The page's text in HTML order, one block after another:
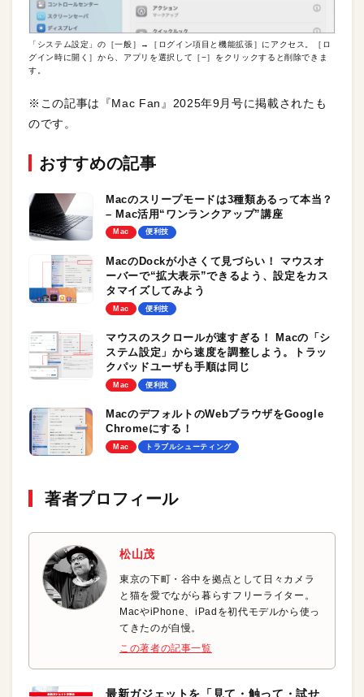
「システム設定」の［一般］→［ログイン項目と機能拡張］にアクセス。［ロ
グイン時に開く］から、アプリを選択して［−］をクリックすると削除できま
す。
※この記事は『Mac Fan』2025年9月号に掲載されたも
のです。
おすすめの記事
Macのスリープモードは3種類あるって本当？
– Mac活用“ワンランクアップ”講座
Mac 便利技
MacのDockが小さくて見づらい！ マウスオ
ーバーで“拡大表示”できるよう、設定をカス
タマイズしてみよう
Mac 便利技
マウスのスクロールが速すぎる！ Macの「シ
ステム設定」から速度を調整しよう。トラッ
クパッドユーザも手順は同じ
Mac 便利技
MacのデフォルトのWebブラウザをGoogle
Chromeにする！
Mac トラブルシューティング
著者プロフィール
松山茂
東京の下町・谷中を拠点として日々カメラ
と猫を愛でながら暮らすフリーライター。
MacやiPhone、iPadを初代モデルから使っ
てきたのが自慢。
この著者の記事一覧
最新ガジェットを「見て・触って・試せ